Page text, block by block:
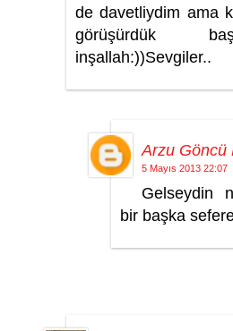
de davetliydim ama
görüşürdük
inşallah:))Sevgiler..
Arzu Göncü
5 Mayıs 2013 22:07
Gelseydin
bir başka